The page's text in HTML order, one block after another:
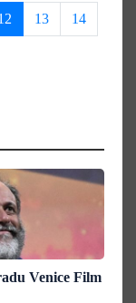
13 14
Venice Film